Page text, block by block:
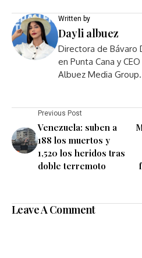
Written by
Dayli albuez
Directora de
en Punta Cana y
Albuez Media Group.
Previous Post
Venezuela: suben a
188 los muertos y
1,520 los heridos tras
doble terremoto
Leave A Comment